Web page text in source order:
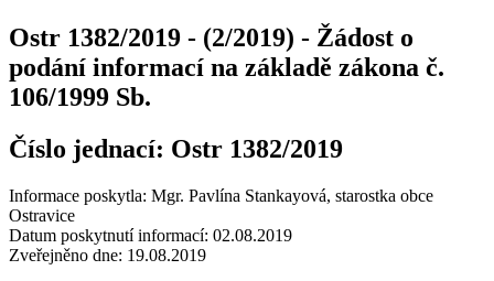
Ostr 1382/2019 - (2/2019) - Žádost o
podání informací na základě zákona č.
106/1999 Sb.
Číslo jednací: Ostr 1382/2019
Informace poskytla: Mgr. Pavlína Stankayová, starostka obce
Ostravice
Datum poskytnutí informací: 02.08.2019
Zveřejněno dne: 19.08.2019